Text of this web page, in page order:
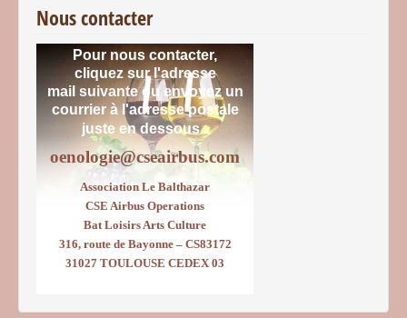
Nous contacter
Pour nous contacter,
cliquez sur l'adresse
mail suivante ou envoyez un
courrierà l'adresse postale
juste en dessous :
oenologie@cseairbus.com
Association Le Balthazar
CSE Airbus Operations
Bat Loisirs Arts Culture
316, route de Bayonne – CS83172
31027 TOULOUSE CEDEX 03